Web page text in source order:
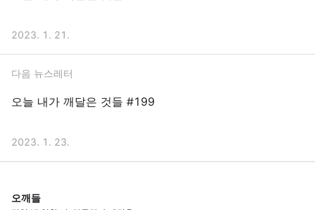
2023. 1. 21.
다음 뉴스레터
오늘 내가 깨달은 것들 #199
2023. 1. 23.
오깨들